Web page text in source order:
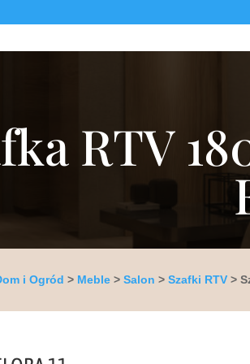
RTV
i Ogród > Meble >Salon >Szafki RTV >